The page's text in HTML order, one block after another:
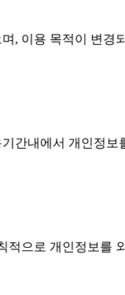
, 이용 목적이 변경
간내에서 개인정보
으로 개인정보를